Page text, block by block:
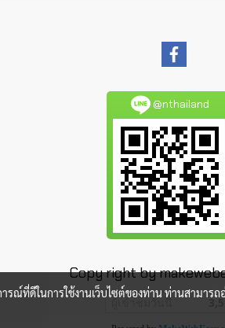
@nthailand
Copy right by
ผู้เข้าชมวันนี้
ณ์ที่ดีในการใช้งานเว็บไซต์ของท่าน ท่านสามารถ